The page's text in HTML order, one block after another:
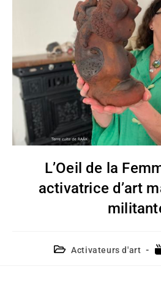
L’Oeil de la
activatrice d’art
Activateurs d'art